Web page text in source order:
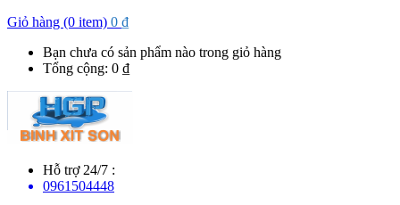
Giỏ hàng (0 item) 0 ₫
Bạn chưa có sản phẩm nào trong giỏ hàng
Tổng cộng: 0 ₫
Hỗ trợ 24/7 :
0961504448